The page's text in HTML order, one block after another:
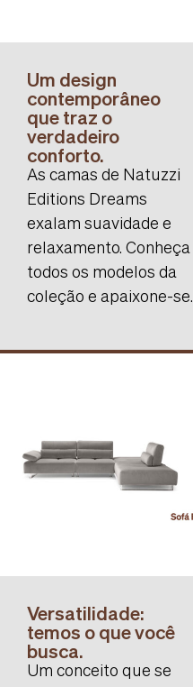
Um design
contemporâneo
que traz o
verdadeiro
conforto.
As camas de Natuzzi
Editions Dreams
exalam suavidade e
relaxamento. Conheça
todos os modelos da
coleção e apaixone-se.
Versatilidade:
temos o que você
busca.
Um conceito que se